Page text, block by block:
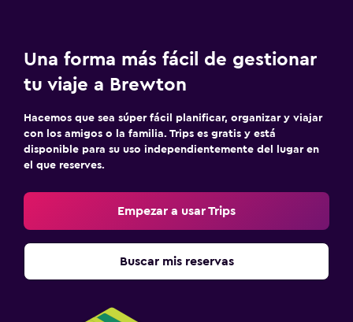
Una forma más fácil de gestionar
tu viaje a Brewton
Hacemos que sea súper fácil planificar, organizar y viajar
con los amigos o la familia. Trips es gratis y está
disponible para su uso independientemente del lugar en
el que reserves.
Empezar a usar Trips
Buscar mis reservas